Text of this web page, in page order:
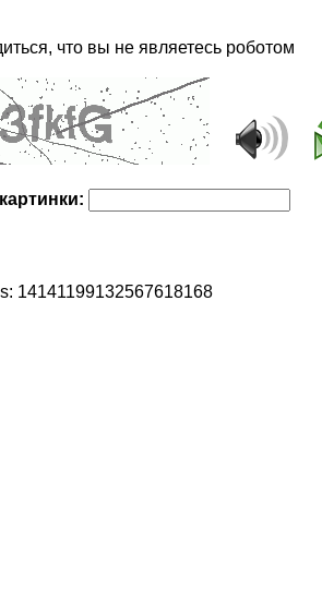
что вы не являетесь роботом
14141199132567618168